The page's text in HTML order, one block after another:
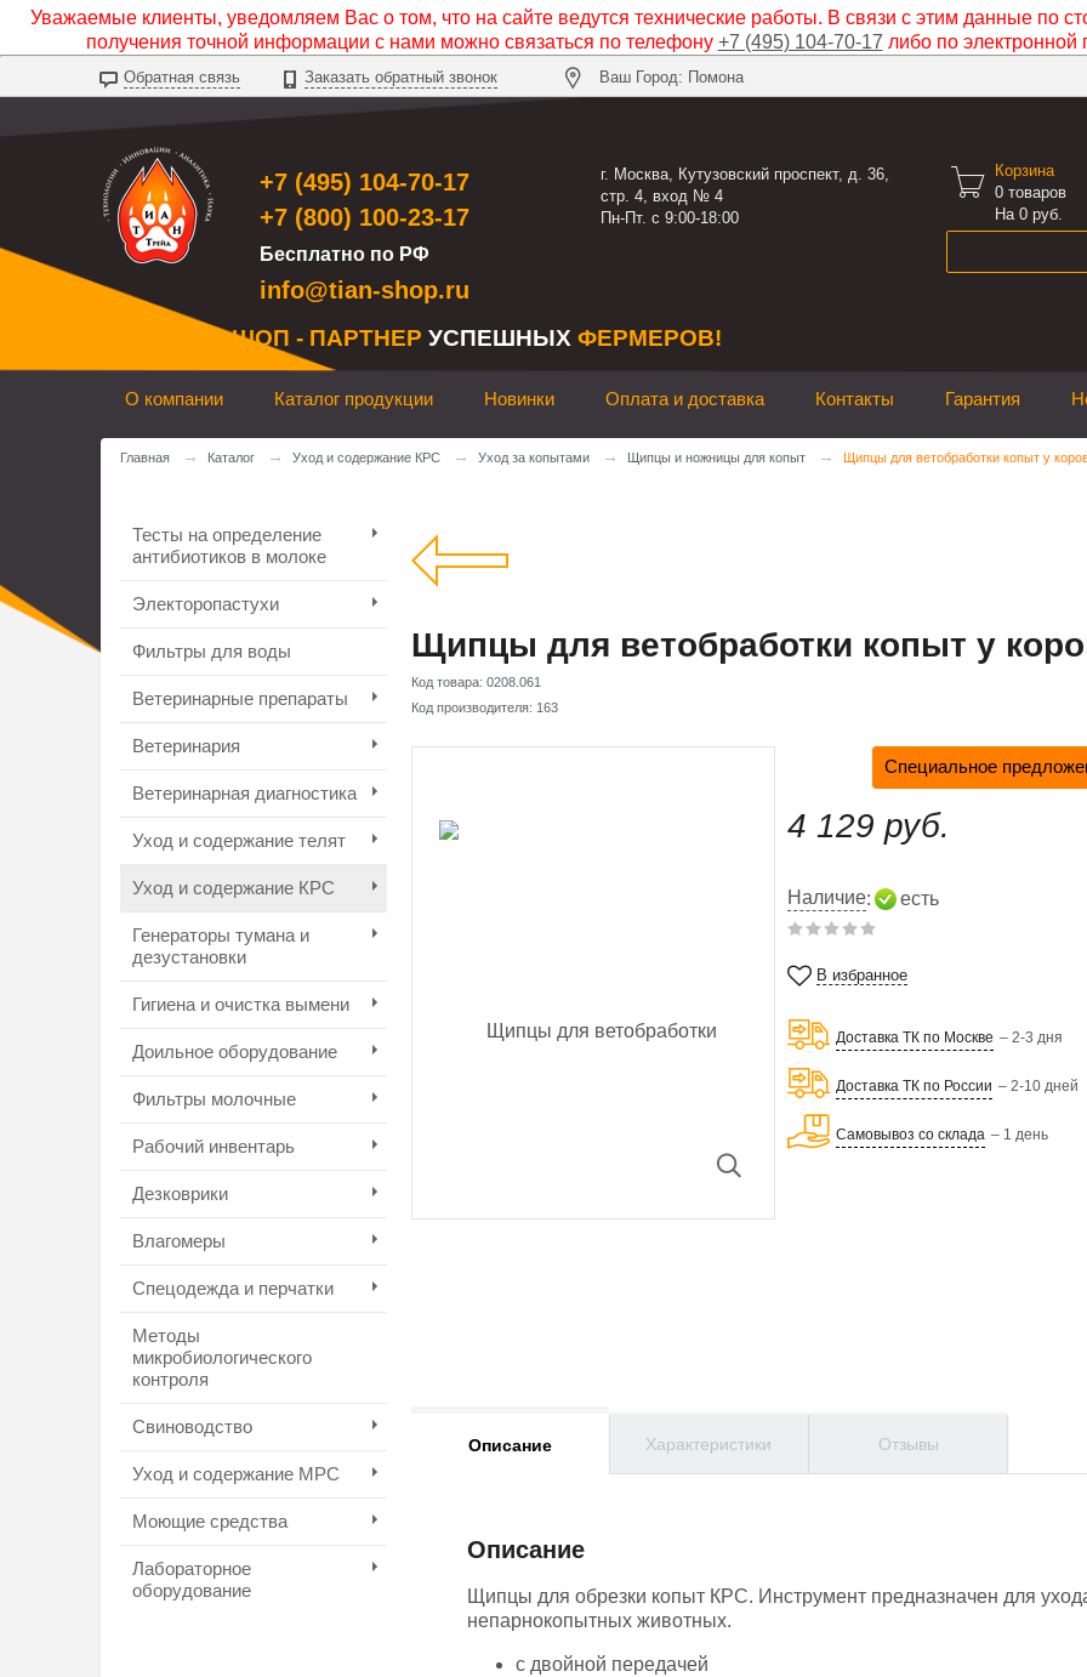
Уважаемые клиенты, уведомляем Вас о том, что на сайте ведутся технические работы. В связи с этим данные по
получения точной информации с нами можно связаться по телефону +7 (495) 104-70-17 либо по электронной
Обратная связь Заказать обратный звонок Ваш Город: Помона
+7 (495) 104-70-17
+7 (800) 100-23-17
Бесплатно по РФ
info@tian-shop.ru
г. Москва, Кутузовский проспект, д. 36,
стр. 4, вход № 4
Пн-Пт. с 9:00-18:00

Корзина
0товаров
На 0 руб.
ТИАН ШОП - ПАРТНЕР УСПЕШНЫХ ФЕРМЕРОВ!
О компании Каталог продукции Новинки Оплата и доставка Контакты Гарантия
Главная → Каталог → Уход и содержание КРС → Уход за копытами → Щипцы и ножницы для копыт → Щипцы для ветобработки копыт у
Тесты на определение
антибиотиков в молоке
Электоропастухи
Фильтры для воды
Ветеринарные препараты
Ветеринария
Ветеринарная диагностика
Уход и содержание телят
Уход и содержание КРС
Генераторы тумана и
дезустановки
Гигиена и очистка вымени
Доильное оборудование
Фильтры молочные
Рабочий инвентарь
Дезковрики
Влагомеры
Спецодежда и перчатки
Методы
микробиологического
контроля
Свиноводство
Уход и содержание МРС
Моющие средства
Лабораторное
оборудование
Щипцы для ветобработки копыт у
Код товара: 0208.061
Код производителя: 163
Специальное
4 129 руб.
Наличие: есть
В избранное
Доставка ТК по Москве – 2-3 дня
Доставка ТК по России – 2-10 дней
Самовывоз со склада – 1 день
Описание Характеристики Отзывы
Описание
Щипцы для обрезки копыт КРС. Инструмент предназначен для
непарнокопытных животных.
с двойной передачей